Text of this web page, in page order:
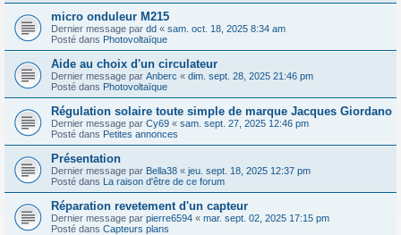
micro onduleur M215
Dernier message par dd « sam. oct. 18, 2025 8:34 am
Posté dans Photovoltaïque
Aide au choix d'un circulateur
Dernier message par Anberc « dim. sept. 28, 2025 21:46 pm
Posté dans Photovoltaïque
Régulation solaire toute simple de marque Jacques Giordano
Dernier message par Cy69 « sam. sept. 27, 2025 12:46 pm
Posté dans Petites annonces
Présentation
Dernier message par Bella38 « jeu. sept. 18, 2025 12:37 pm
Posté dans La raison d'être de ce forum
Réparation revetement d'un capteur
Dernier message par pierre6594 « mar. sept. 02, 2025 17:15 pm
Posté dans Capteurs plans